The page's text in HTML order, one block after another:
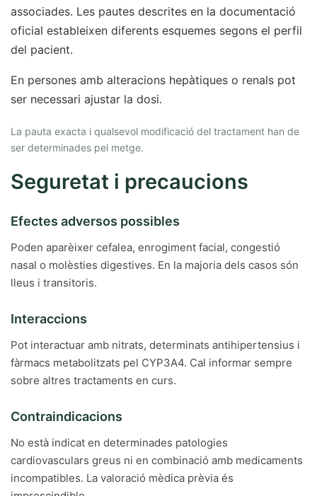
associades. Les pautes descrites en la documentació
oficial estableixen diferents esquemes segons el perfil
del pacient.
En persones amb alteracions hepàtiques o renals pot
ser necessari ajustar la dosi.
La pauta exacta i qualsevol modificació del tractament han de
ser determinades pel metge.
Seguretat i precaucions
Efectes adversos possibles
Poden aparèixer cefalea, enrogiment facial, congestió
nasal o molèsties digestives. En la majoria dels casos són
lleus i transitoris.
Interaccions
Pot interactuar amb nitrats, determinats antihipertensius i
fàrmacs metabolitzats pel CYP3A4. Cal informar sempre
sobre altres tractaments en curs.
Contraindicacions
No està indicat en determinades patologies
cardiovasculars greus ni en combinació amb medicaments
incompatibles. La valoració mèdica prèvia és